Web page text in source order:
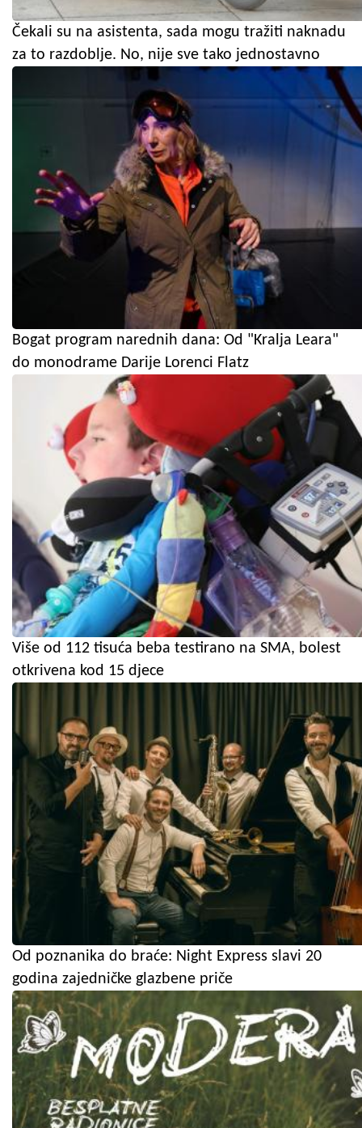
Čekali su na asistenta, sada mogu tražiti naknadu
za to razdoblje. No, nije sve tako jednostavno
Bogat program narednih dana: Od "Kralja Leara"
do monodrame Darije Lorenci Flatz
Više od 112 tisuća beba testirano na SMA, bolest
otkrivena kod 15 djece
Od poznanika do braće: Night Express slavi 20
godina zajedničke glazbene priče